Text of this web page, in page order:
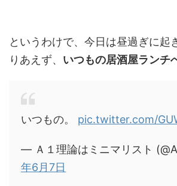
というわけで、今日は昼過ぎに起
りあえず、 いつもの居酒屋ランチ
いつもの。 pic.twitter.com/
— Ａ１理論はミニマリスト
年6月7日